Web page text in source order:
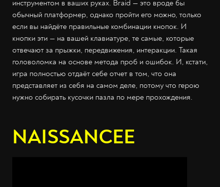
инструментом в ваших руках. Braid — это вроде бы
обычный платформер, однако пройти его можно, только
если вы найдёте правильные комбинации кнопок. И
кнопки эти — на вашей клавиатуре, те самые, которые
отвечают за прыжки, передвижения, интеракции. Такая
головоломка на основе метода проб и ошибок. И, кстати,
игра полностью отдаёт себе отчет в том, что она
представляет из себя на самом деле, потому что герою
нужно собирать кусочки пазла по мере прохождения.
NAISSANCEE